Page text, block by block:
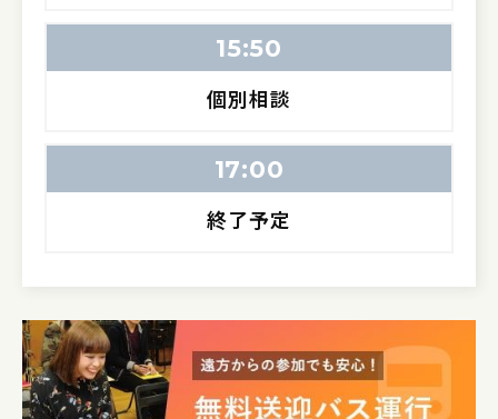
15:50
個別相談
17:00
終了予定